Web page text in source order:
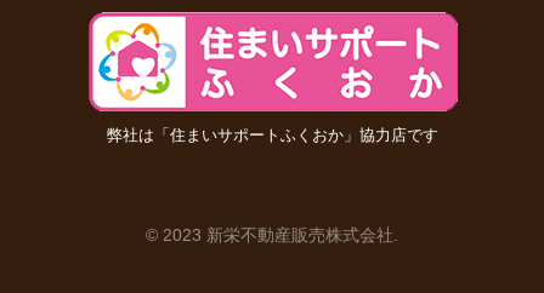
弊社は「住まいサポートふくおか」協力店です
© 2023 新栄不動産販売株式会社